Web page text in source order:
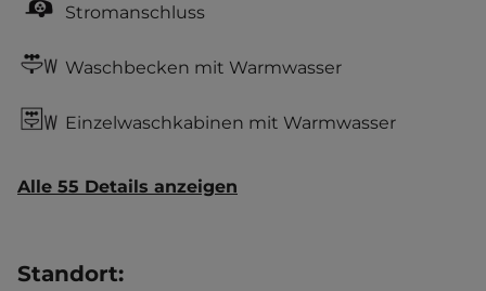
Stromanschluss
Waschbecken mit Warmwasser
Einzelwaschkabinen mit Warmwasser
Alle 55 Details anzeigen
Standort: